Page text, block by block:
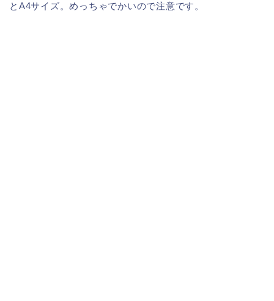
とA4サイズ。めっちゃでかいので注意です。